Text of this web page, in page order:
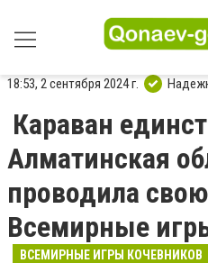
18:53, 2 сентября 2024 г.
Караван
Алматинская
проводила
Всемирные
ВСЕМИРНЫЕ ИГРЫ КОЧЕВНИКОВ